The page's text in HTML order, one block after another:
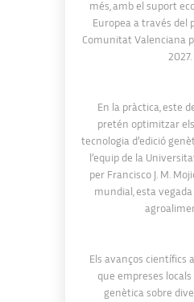
més, amb el suport
Europea a través del
Comunitat Valenciana
2027.
En la pràctica, este
pretén optimitzar
tecnologia d’edició
l’equip de la
per Francisco J. M.
mundial, esta
Els avanços científics
que empreses
genètica sobre